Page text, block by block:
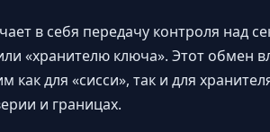
в себя передачу контроля над
«хранителю ключа». Этот обмен
для «сисси», так и для
и границах.